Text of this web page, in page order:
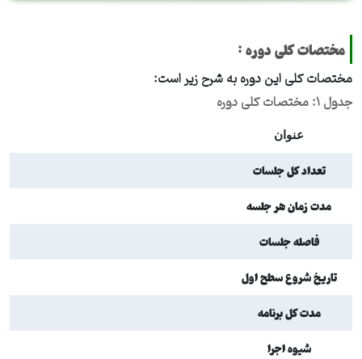
مختصات کلی دوره :
مختصات کلی این دوره به شرح زیر است:
جدول ۱: مختصات کلی دوره
عنوان
تعداد کل جلسات
مدت زمان هر جلسه
فاصله جلسات
تاریخ شروع سطح اول
مدت کل برنامه
شیوه اجرا